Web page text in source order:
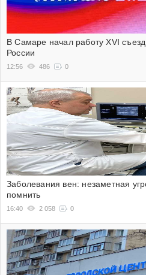
В Самаре начал работу XVI
России
12:56 486 0
Заболевания вен: незаметная
помнить
16:40 2 058 0